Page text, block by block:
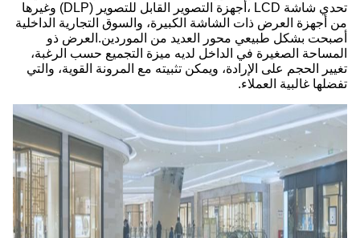
تحدي شاشة LCD ،أجهزة التصوير القابل للتصوير (DLP) وغيرها
من أجهزة العرض ذات الشاشة الكبيرة، والسوق التجارية الداخلية
أصبحت بشكل طبيعي محور العديد من الموردين.العرض ذو
المساحة الصغيرة في الداخل لديه ميزة التجميع حسب الرغبة،
تغيير الحجم على الإرادة، ويمكن تثبيته مع المرونة القوية، والتي
تفضلها غالبية العملاء.